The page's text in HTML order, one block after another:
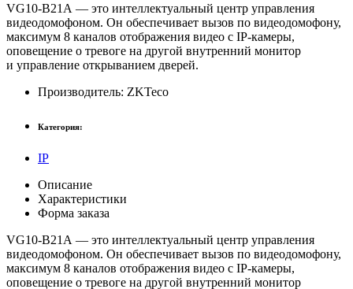
VG10-B21A — это интеллектуальный центр управления
видеодомофоном. Он обеспечивает вызов по видеодомофону,
максимум 8 каналов отображения видео с IP-камеры,
оповещение о тревоге на другой внутренний монитор
и управление открыванием дверей.
Производитель: ZKTeco
Категория:
IP
Описание
Характеристики
Форма заказа
VG10-B21A — это интеллектуальный центр управления
видеодомофоном. Он обеспечивает вызов по видеодомофону,
максимум 8 каналов отображения видео с IP-камеры,
оповещение о тревоге на другой внутренний монитор